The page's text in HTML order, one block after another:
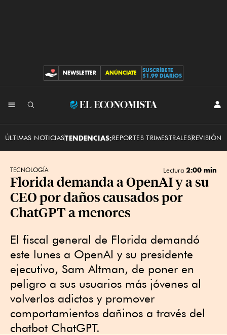
CONTRIBUCIONES
NEWSLETTER ANÚNCIATE
SUSCRÍBETE
$1.99 DIARIOS
El
ÚLTIMAS NOTICIASTENDENCIAS:REPORTES TRIMESTRALESREVISIÓN
TECNOLOGÍA Lectura 2:00 min
Florida demanda a OpenAI y a su
CEO por daños causados por
ChatGPT a menores
El fiscal general de Florida demandó
este lunes a OpenAI y su presidente
ejecutivo, Sam Altman, de poner en
peligro a sus usuarios más jóvenes al
volverlos adictos y promover
comportamientos dañinos a través del
chatbot ChatGPT.